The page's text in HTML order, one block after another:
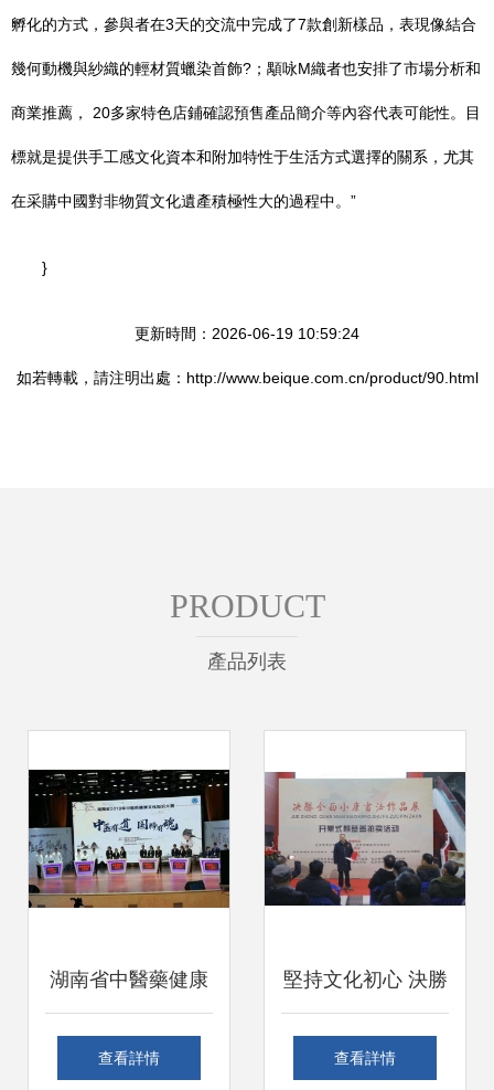
孵化的方式，參與者在3天的交流中完成了7款創新樣品，表現像結合
幾何動機與紗織的輕材質蠟染首飾?；顒咏M織者也安排了市場分析和
商業推薦， 20多家特色店鋪確認預售產品簡介等內容代表可能性。目
標就是提供手工感文化資本和附加特性于生活方式選擇的關系，尤其
在采購中國對非物質文化遺產積極性大的過程中。”
}
更新時間：2026-06-19 10:59:24
如若轉載，請注明出處：http://www.beique.com.cn/product/90.html
PRODUCT
產品列表
湖南省中醫藥健康
文化知識大賽圓滿
查看詳情
堅持文化初心 決勝
全面小康 書法作品
查看詳情